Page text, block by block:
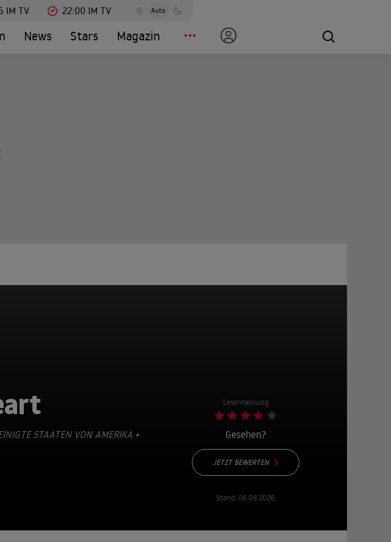
IM TV 22:00 IM TV Auto
News Stars Magazin
STAATEN VON AMERIKA •
Lesermeinung
Gesehen?
JETZT BEWERTEN
Stand: 06.08.2026